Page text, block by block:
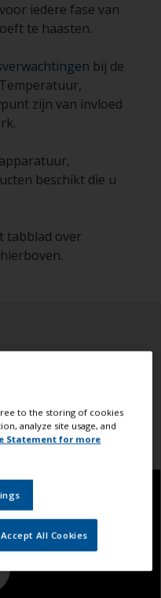
iedere fase van
te haasten.
bij de
zijn van invloed
beschikt die u
tabblad over
to the storing of cookies
analyze site usage, and
Statement for more
Accept All Cookies